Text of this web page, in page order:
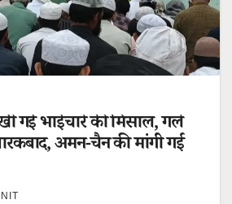
गई भाईचारे की मिसाल, गले
अमन-चैन की मांगी गई
NIT